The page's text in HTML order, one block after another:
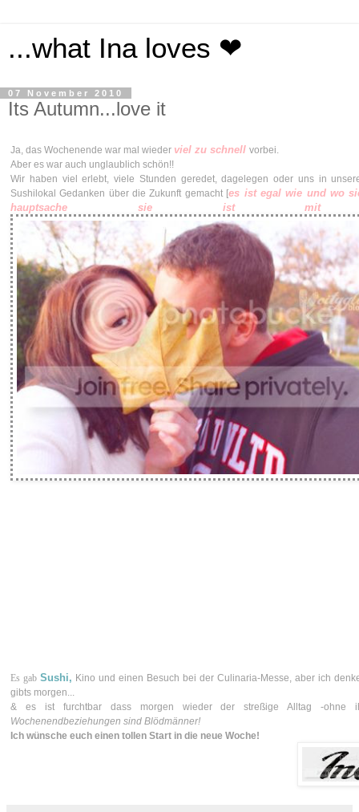
...what Ina loves ❤
07 November 2010
Its Autumn...love it
Ja, das Wochenende war mal wieder viel zu schnell vorbei.
Aber es war auch unglaublich schön!!
Wir haben viel erlebt, viele Stunden geredet, dagelegen oder uns in
Sushilokal Gedanken über die Zukunft gemacht [es ist egal wie und wo
hauptsache sie ist mit
Es gab Sushi, Kino und einen Besuch bei der Culinaria-Messe, aber ich
gibts morgen...
& es ist furchtbar dass morgen wieder der streßige Alltag -ohne
Wochenendbeziehungen sind Blödmänner!
Ich wünsche euch einen tollen Start in die neue Woche!